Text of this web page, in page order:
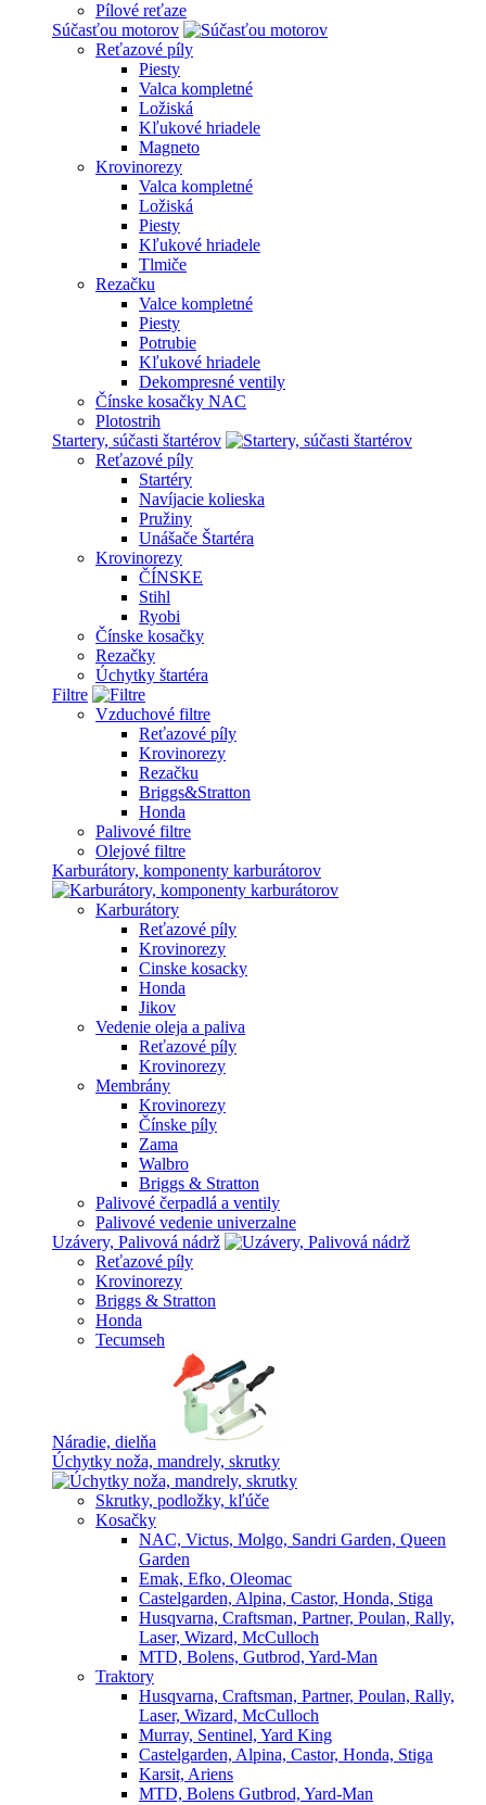
Pílové reťaze
Súčasťou motorov
Reťazové píly
Piesty
Valca kompletné
Ložiská
Kľukové hriadele
Magneto
Krovinorezy
Valca kompletné
Ložiská
Piesty
Kľukové hriadele
Tlmiče
Rezačku
Valce kompletné
Piesty
Potrubie
Kľukové hriadele
Dekompresné ventily
Čínske kosačky NAC
Plotostrih
Startery, súčasti štartérov
Reťazové píly
Startéry
Navíjacie kolieska
Pružiny
Unášače Štartéra
Krovinorezy
ČÍNSKE
Stihl
Ryobi
Čínske kosačky
Rezačky
Úchytky štartéra
Filtre
Vzduchové filtre
Reťazové píly
Krovinorezy
Rezačku
Briggs&Stratton
Honda
Palivové filtre
Olejové filtre
Karburátory, komponenty karburátorov
Karburátory
Reťazové píly
Krovinorezy
Cinske kosacky
Honda
Jikov
Vedenie oleja a paliva
Reťazové píly
Krovinorezy
Membrány
Krovinorezy
Čínske píly
Zama
Walbro
Briggs & Stratton
Palivové čerpadlá a ventily
Palivové vedenie univerzalne
Uzávery, Palivová nádrž
Reťazové píly
Krovinorezy
Briggs & Stratton
Honda
Tecumseh
Náradie, dielňa
Úchytky noža, mandrely, skrutky
Skrutky, podložky, kľúče
Kosačky
NAC, Victus, Molgo, Sandri Garden, Queen
Garden
Emak, Efko, Oleomac
Castelgarden, Alpina, Castor, Honda, Stiga
Husqvarna, Craftsman, Partner, Poulan, Rally,
Laser, Wizard, McCulloch
MTD, Bolens, Gutbrod, Yard-Man
Traktory
Husqvarna, Craftsman, Partner, Poulan, Rally,
Laser, Wizard, McCulloch
Murray, Sentinel, Yard King
Castelgarden, Alpina, Castor, Honda, Stiga
Karsit, Ariens
MTD, Bolens Gutbrod, Yard-Man